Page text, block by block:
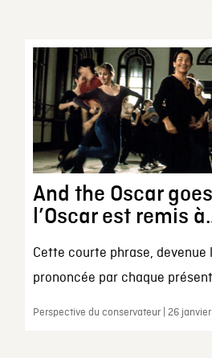
And the Oscar
l’Oscar est remis
Cette courte phrase, devenue
prononcée par chaque
Perspective du conservateur | 26